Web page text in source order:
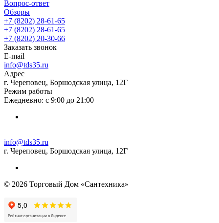
Вопрос-ответ
Обзоры
+7 (8202) 28‑61-65
+7 (8202) 28‑61-65
+7 (8202) 20‑30-66
Заказать звонок
E-mail
info@tds35.ru
Адрес
г. Череповец, Боршодская улица, 12Г
Режим работы
Ежедневно: с 9:00 до 21:00
info@tds35.ru
г. Череповец, Боршодская улица, 12Г
© 2026 Торговый Дом «Сантехника»